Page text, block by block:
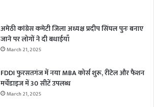
अमेठी कांग्रेस कमेटी जिला अध्यक्ष प्रदीप सिंघल पुनः बनाए
जाने पर लोगों ने दी बधाईयाँ
March 21, 2025
FDDI फुरसतगंज में नया MBA कोर्स शुरू, रीटेल और फैशन
मर्चेंडाइज में 30 सीटें उपलब्ध
March 21, 2025